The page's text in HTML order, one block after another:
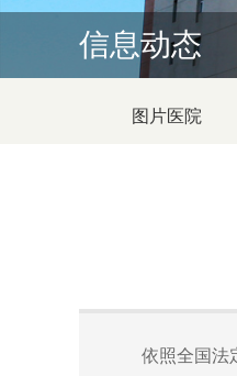
信息动态
图片医院
依照全国法